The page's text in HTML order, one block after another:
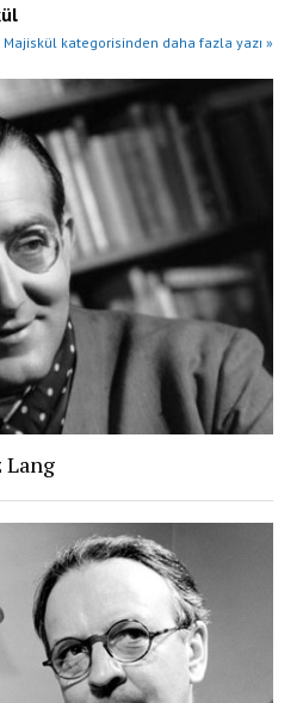
Majiskül kategorisinden daha fazla yazı »
Lang